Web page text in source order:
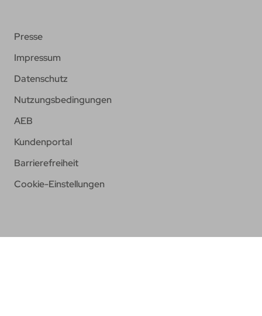
Presse
Impressum
Datenschutz
Nutzungsbedingungen
AEB
Kundenportal
Barrierefreiheit
Cookie-Einstellungen